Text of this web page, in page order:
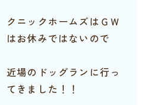
クニックホームズはＧＷ
はお休みではないので
近場のドッグランに行っ
てきました！！